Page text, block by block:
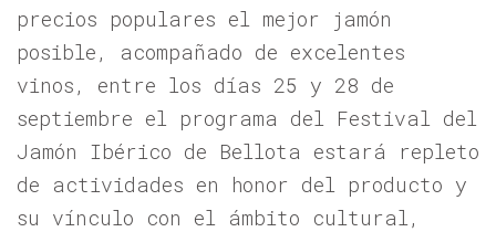
precios populares el mejor jamón
posible, acompañado de excelentes
vinos, entre los días 25 y 28 de
septiembre el programa del Festival del
Jamón Ibérico de Bellota estará repleto
de actividades en honor del producto y
su vínculo con el ámbito cultural,